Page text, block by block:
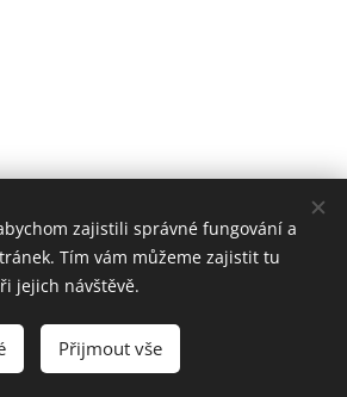
Dvořák, Tomáš Podařil
Cookies
zajistili správné fungování a
Tím vám můžeme zajistit tu
jejich návštěvě.
Přijmout vše